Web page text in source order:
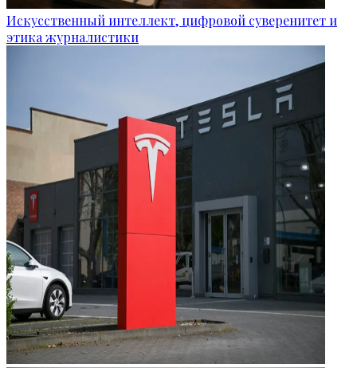
Искусственный интеллект, цифровой суверенитет и
этика журналистики